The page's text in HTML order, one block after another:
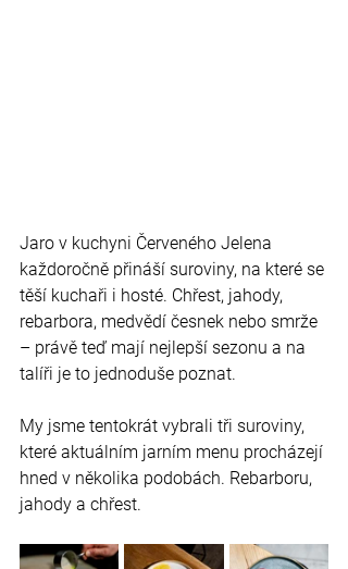
Jaro v kuchyni Červeného Jelena
každoročně přináší suroviny, na které se
těší kuchaři i hosté. Chřest, jahody,
rebarbora, medvědí česnek nebo smrže
– právě teď mají nejlepší sezonu a na
talíři je to jednoduše poznat.
My jsme tentokrát vybrali tři suroviny,
které aktuálním jarním menu procházejí
hned v několika podobách. Rebarboru,
jahody a chřest.